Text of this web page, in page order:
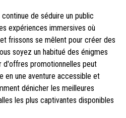
de séduire un public
expériences immersives où
frissons se mêlent pour créer des
soyez un habitué des énigmes
d'offres promotionnelles peut
en une aventure accessible et
dénicher les meilleures
les plus captivantes disponibles